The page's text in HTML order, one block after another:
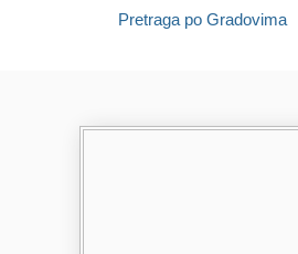
Pretraga po Gradovima